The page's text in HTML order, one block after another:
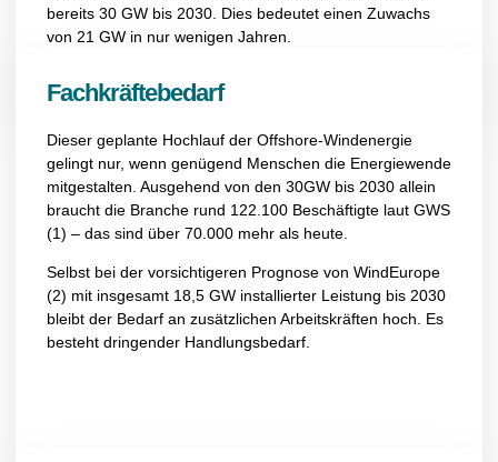
bereits 30 GW bis 2030. Dies bedeutet einen Zuwachs
von 21 GW in nur wenigen Jahren.
Fachkräftebedarf
Dieser geplante Hochlauf der Offshore-Windenergie
gelingt nur, wenn genügend Menschen die Energiewende
mitgestalten. Ausgehend von den 30GW bis 2030 allein
braucht die Branche rund 122.100 Beschäftigte laut GWS
(1) – das sind über 70.000 mehr als heute.
Selbst bei der vorsichtigeren Prognose von WindEurope
(2) mit insgesamt 18,5 GW installierter Leistung bis 2030
bleibt der Bedarf an zusätzlichen Arbeitskräften hoch. Es
besteht dringender Handlungsbedarf.